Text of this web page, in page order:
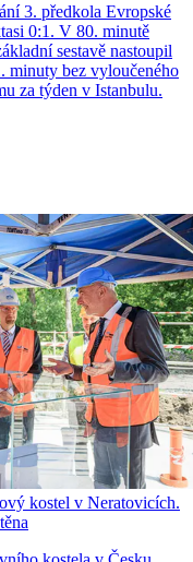
3. předkola Evropské
0:1. V 80. minutě
sestavě nastoupil
minuty bez vyloučeného
za týden v Istanbulu.
kostel v Neratovicích.